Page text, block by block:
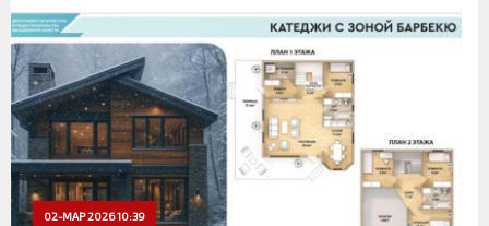
02-МАР 2026 10:39